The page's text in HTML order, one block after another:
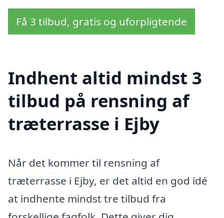
Få 3 tilbud, gratis og uforpligtende
Indhent altid mindst 3
tilbud på rensning af
træterrasse i Ejby
Når det kommer til rensning af
træterrasse i Ejby, er det altid en god idé
at indhente mindst tre tilbud fra